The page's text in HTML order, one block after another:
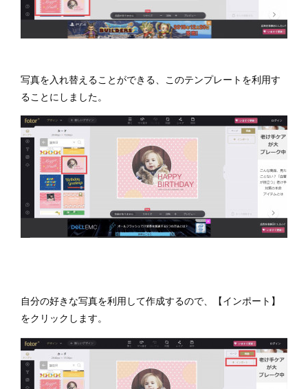
写真を入れ替えることができる、このテンプレートを利用す
ることにしました。
自分の好きな写真を利用して作成するので、【インポート】
をクリックします。